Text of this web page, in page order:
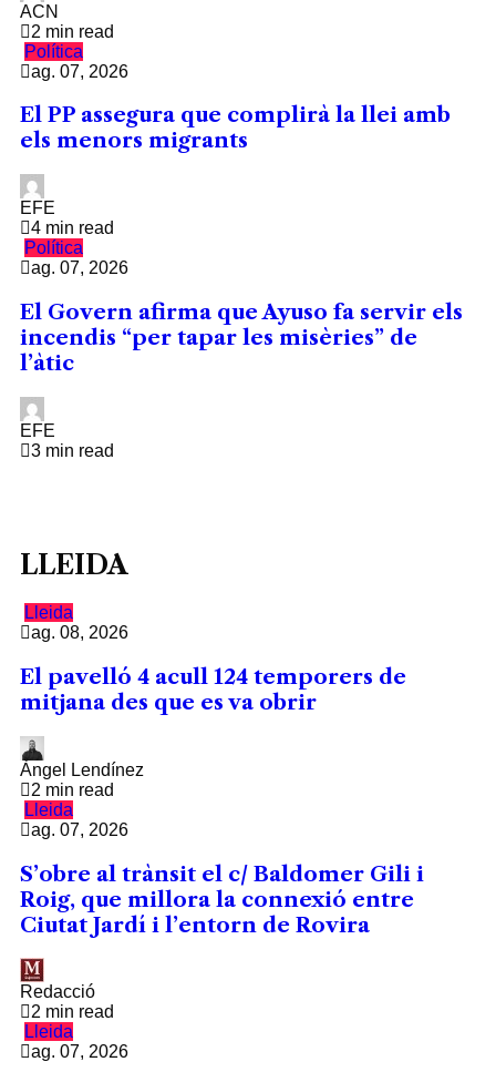
ACN
2 min read
Política
ag. 07, 2026
El PP assegura que complirà la llei amb
els menors migrants
EFE
4 min read
Política
ag. 07, 2026
El Govern afirma que Ayuso fa servir els
incendis “per tapar les misèries” de
l’àtic
EFE
3 min read
LLEIDA
Lleida
ag. 08, 2026
El pavelló 4 acull 124 temporers de
mitjana des que es va obrir
Àngel Lendínez
2 min read
Lleida
ag. 07, 2026
S’obre al trànsit el c/ Baldomer Gili i
Roig, que millora la connexió entre
Ciutat Jardí i l’entorn de Rovira
Redacció
2 min read
Lleida
ag. 07, 2026